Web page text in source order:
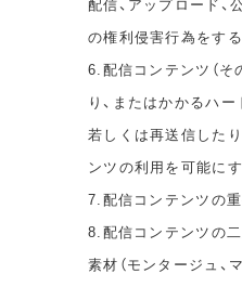
の権利侵害行為をす
6.配信コンテンツ（
り、またはかかるハ
若しくは再送信した
ンツの利用を可能に
7.配信コンテンツの
8.配信コンテンツの
素材（モンタージュ、